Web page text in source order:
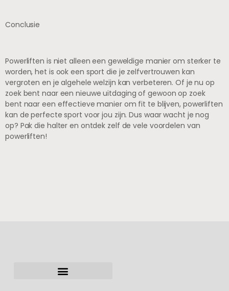
Conclusie
Powerliften is niet alleen een geweldige manier om sterker te
worden, het is ook een sport die je zelfvertrouwen kan
vergroten en je algehele welzijn kan verbeteren. Of je nu op
zoek bent naar een nieuwe uitdaging of gewoon op zoek
bent naar een effectieve manier om fit te blijven, powerliften
kan de perfecte sport voor jou zijn. Dus waar wacht je nog
op? Pak die halter en ontdek zelf de vele voordelen van
powerliften!